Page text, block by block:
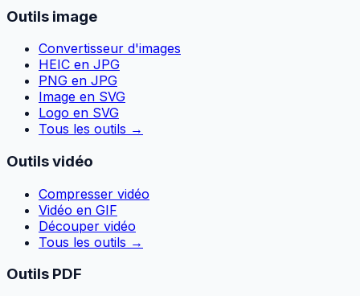
Outils image
Convertisseur d'images
HEIC en JPG
PNG en JPG
Image en SVG
Logo en SVG
Tous les outils →
Outils vidéo
Compresser vidéo
Vidéo en GIF
Découper vidéo
Tous les outils →
Outils PDF